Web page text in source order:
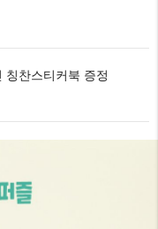
7
9
7
9
칭찬스티커북 증정